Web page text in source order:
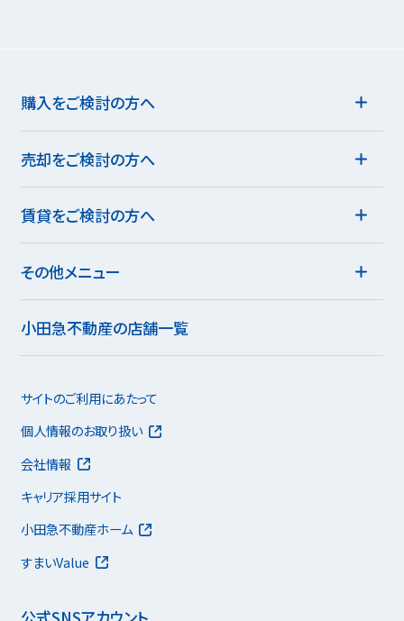
購入をご検討の方へ
売却をご検討の方へ
賃貸をご検討の方へ
その他メニュー
小田急不動産の店舗一覧
サイトのご利用にあたって
個人情報のお取り扱い
会社情報
キャリア採用サイト
小田急不動産ホーム
すまいValue